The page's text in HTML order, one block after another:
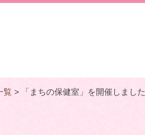
覧 > 「まちの保健室」を開催しました